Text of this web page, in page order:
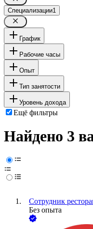
Специализации1
График
Рабочие часы
Опыт
Тип занятости
Уровень дохода
Ещё фильтры
Найдено 3
Сотрудник
Без опыта